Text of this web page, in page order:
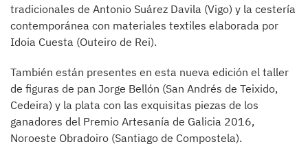
tradicionales de Antonio Suárez Davila (Vigo) y la cestería
contemporánea con materiales textiles elaborada por
Idoia Cuesta (Outeiro de Rei).
También están presentes en esta nueva edición el taller
de figuras de pan Jorge Bellón (San Andrés de Teixido,
Cedeira) y la plata con las exquisitas piezas de los
ganadores del Premio Artesanía de Galicia 2016,
Noroeste Obradoiro (Santiago de Compostela).